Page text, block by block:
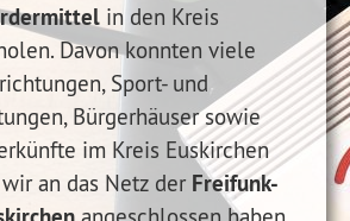
in den Kreis
Davon konnten viele
Sport- und
Bürgerhäuser sowie
im Kreis Euskirchen
an das Netz der Freifunk-